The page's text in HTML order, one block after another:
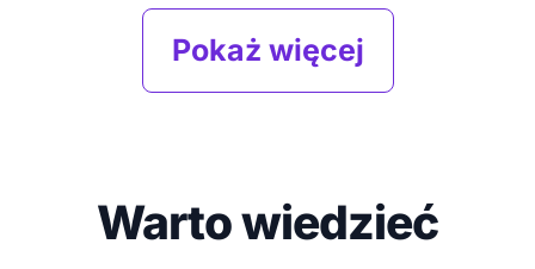
Pokaż więcej
Warto wiedzieć